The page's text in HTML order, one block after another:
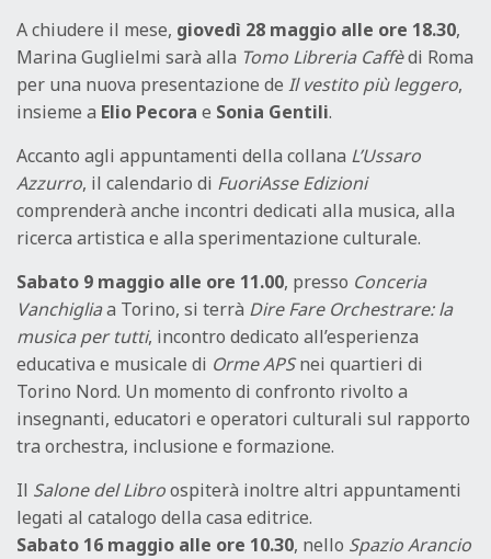
A chiudere il mese, giovedì 28 maggio alle ore 18.30,
Marina Guglielmi sarà alla Tomo Libreria Caffèdi Roma
per una nuova presentazione de Il vestito più leggero,
insieme a Elio Pecora e Sonia Gentili.
Accanto agli appuntamenti della collana L’Ussaro
Azzurro, il calendario di FuoriAsse Edizioni
comprenderà anche incontri dedicati alla musica, alla
ricerca artistica e alla sperimentazione culturale.
Sabato 9 maggio alle ore 11.00, presso Conceria
Vanchigliaa Torino, si terrà Dire Fare Orchestrare: la
musica per tutti, incontro dedicato all’esperienza
educativa e musicale di Orme APSnei quartieri di
Torino Nord. Un momento di confronto rivolto a
insegnanti, educatori e operatori culturali sul rapporto
tra orchestra, inclusione e formazione.
Il Salone del Libroospiterà inoltre altri appuntamenti
legati al catalogo della casa editrice.
Sabato 16 maggio alle ore 10.30, nello Spazio Arancio